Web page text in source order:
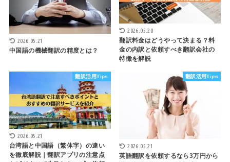
2026.05.21
中国語の機械翻訳の精度とは？
2026.05.20
翻訳料金はどうやって決まる？料
金の内訳と依頼すべき翻訳会社の
特徴を解説
翻訳活用Tips
2026.05.21
台湾語と中国語（繁体字）の違い
を徹底解説｜翻訳アプリの注意点
翻訳活用Tips
2026.05.21
英語翻訳を依頼するなら3万円から